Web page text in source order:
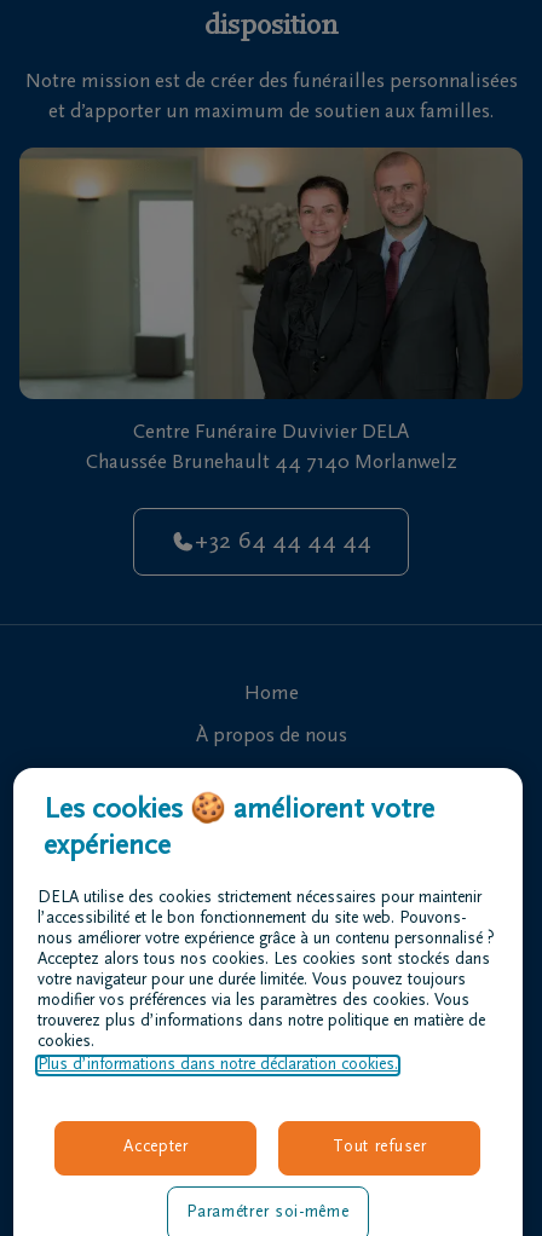
Nous
sommes
là pour
24h/24
disposition
Notre mission est de créer des funérailles personnalisées
et d’apporter un maximum de soutien aux familles.
Centre Funéraire Duvivier DELA
Chaussée Brunehault 44 7140 Morlanwelz
+32 64 44 44 44
Home
À propos de nous
Organiser des funérailles
Notre centre funéraire
Questions fréquemment posées
Conditions d'utilisation
Déclaration relative à la vie privée
Déclaration d’accessibilité
duvivier@dela.be
Les cookies 🍪 améliorent votre
expérience
DELA utilise des cookies strictement nécessaires pour maintenir
l’accessibilité et le bon fonctionnement du site web. Pouvons-
nous améliorer votre expérience grâce à un contenu personnalisé ?
Acceptez alors tous nos cookies. Les cookies sont stockés dans
votre navigateur pour une durée limitée. Vous pouvez toujours
modifier vos préférences via les paramètres des cookies. Vous
trouverez plus d’informations dans notre politique en matière de
cookies.
Plus d’informations dans notre déclaration cookies.
Accepter Tout refuser
Paramétrer soi-même